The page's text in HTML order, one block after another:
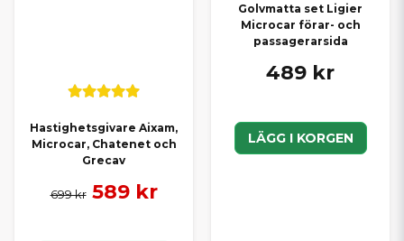
Hastighetsgivare Aixam,
Microcar, Chatenet och
Grecav
699 kr 589 kr
Golvmatta set Ligier
Microcar förar- och
passagerarsida
489 kr
LÄGG I KORGEN